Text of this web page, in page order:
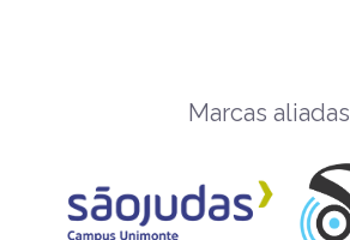
Marcas aliadas